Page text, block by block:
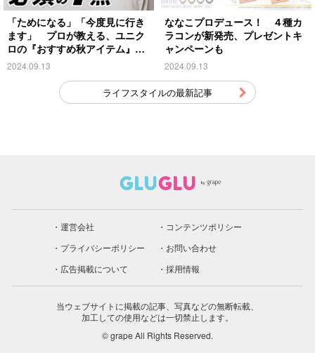
「ためになる」「今度見に行き
ます」 プロが教える、ユニク
ロの『おすすめ秋アイテム』が
こちら
2024.09.13
ななこプロデュース！ ４種カ
ラコンが新発売、プレゼントキ
ャンペーンも
2024.09.13
ライフスタイルの最新記事
運営会社
コンテンツポリシー
プライバシーポリシー
お問い合わせ
広告掲載について
採用情報
当ウェブサイトに掲載の記事、写真などの無断転載、
加工しての使用などは一切禁止します。
© grape All Rights Reserved.